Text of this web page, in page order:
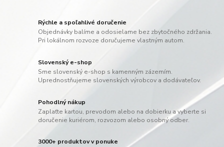
Rýchle a spoľahlivé doručenie
Objednávky balíme a odosielame bez zbytočného zdržania.
Pri lokálnom rozvoze doručujeme vlastným autom.
Slovenský e-shop
Sme slovenský e-shop s kamenným zázemím.
Uprednostňujeme slovenských výrobcov a dodávateľov.
Pohodlný nákup
Zaplaťte kartou, prevodom alebo na dobierku a vyberte si
doručenie kuriérom, rozvozom alebo osobný odber.
3000+ produktov v ponuke